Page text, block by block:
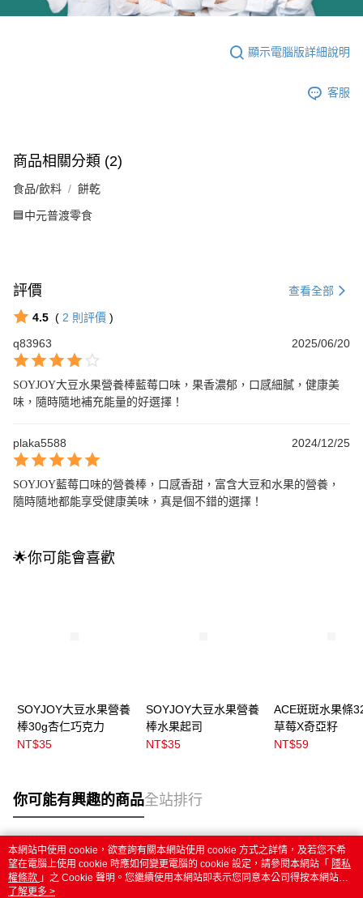
顯示電腦版詳細說明
客服
商品相關分類 (2)
食品/飲料 餅乾
🟦中元普渡零食
評價 查看全部
4.5 ( 2 則評價 )
q83963
2025/06/20
SOYJOY大豆水果營養棒藍莓口味，果香濃郁，口感細膩，健康美
味，隨時隨地補充能量的好選擇！
plaka5588 2024/12/25
SOYJOY藍莓口味的營養棒，口感香甜，富含大豆和水果的營養，
隨時隨地都能享受健康美味，真是個不錯的選擇！
🌟你可能會喜歡
SOYJOY大豆水果營養
棒30g杏仁巧克力
NT$35
SOYJOY大豆水果營養
棒水果起司
NT$35
ACE斑斑水果條
草莓X奇亞籽
NT$59
你可能有興趣的商品全站排行
熱門標籤
本網站中使用 cookie，欲查詢有關本網站使用 cookie 方式之詳情，及若您不希
望在電腦上使用 cookie 時應如何變更電腦的 cookie 設定，請參閱本網站「 隱私
權條款 」之 Cookie 聲明。您繼續使用本網站即表示您同意本公司得按本網站使
用條款之 Cookie 聲明使用 cookie。
了解更多 >